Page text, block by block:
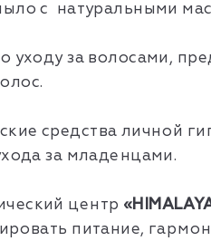
с натуральными
уходу за волосами,
средства личной
за младенцами.
центр
питание,